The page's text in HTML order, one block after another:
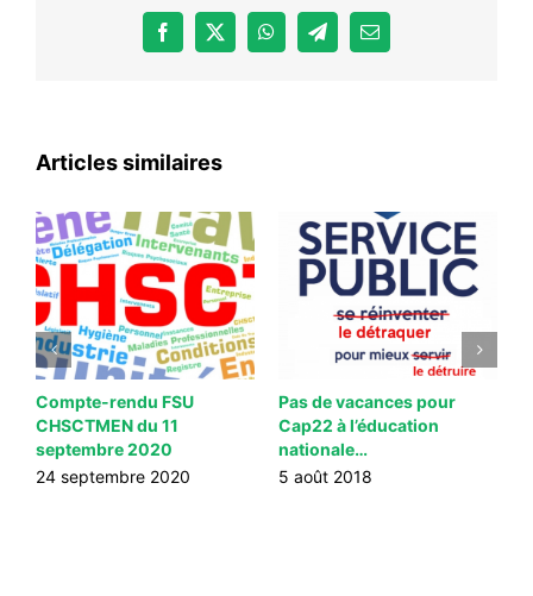
Facebook
X WhatsAppTelegramEmail
Articles similaires
Compte-rendu FSU
CHSCTMEN du 11
septembre 2020
24 septembre 2020
Pas de vacances pour
Cap22 à l’éducation
nationale…
5 août 2018